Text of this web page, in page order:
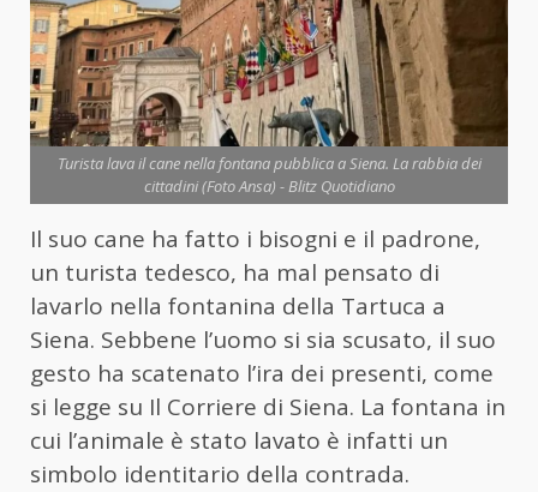
Turista lava il cane nella fontana pubblica a Siena. La rabbia dei
cittadini (Foto Ansa) - Blitz Quotidiano
Il suo cane ha fatto i bisogni e il padrone,
un turista tedesco, ha mal pensato di
lavarlo nella fontanina della Tartuca a
Siena. Sebbene l’uomo si sia scusato, il suo
gesto ha scatenato l’ira dei presenti, come
si legge su Il Corriere di Siena. La fontana in
cui l’animale è stato lavato è infatti un
simbolo identitario della contrada.